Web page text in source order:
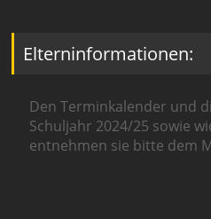
Elterninformationen:
Den Terminkalender und
Schuljahr 2024/25 sowie
entnehmen sie bitte dem